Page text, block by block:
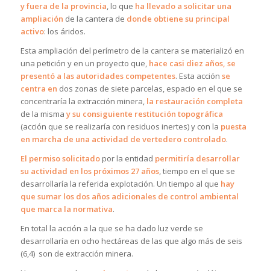
y fuera de la provincia, lo que ha llevado a solicitar una
ampliación de la cantera de donde obtiene su principal
activo: los áridos.
Esta ampliación del perímetro de la cantera se materializó en
una petición y en un proyecto que, hace casi diez años, se
presentó a las autoridades competentes. Esta acción se
centra en dos zonas de siete parcelas, espacio en el que se
concentraría la extracción minera,la restauración completa
de la misma y su consiguiente restitución topográfica
(acción que se realizaría con residuos inertes) y con la puesta
en marcha de una actividad de vertedero controlado.
El permiso solicitadopor la entidad permitiría desarrollar
su actividad en los próximos 27 años, tiempo en el que se
desarrollaría la referida explotación. Un tiempo al que hay
que sumar los dos años adicionales de control ambiental
que marca la normativa.
En total la acción a la que se ha dado luz verde se
desarrollaría en ocho hectáreas de las que algo más de seis
(6,4) son de extracción minera.